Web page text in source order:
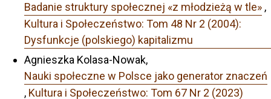
Badanie struktury społecznej «z młodzieżą w tle» ,
Kultura i Społeczeństwo: Tom 48 Nr 2 (2004):
Dysfunkcje (polskiego) kapitalizmu
Agnieszka Kolasa-Nowak,
Nauki społeczne w Polsce jako generator znaczeń
, Kultura i Społeczeństwo: Tom 67 Nr 2 (2023)